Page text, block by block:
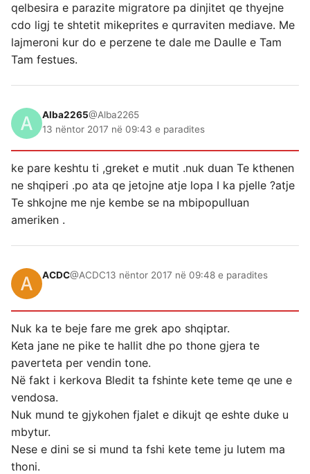
qelbesira e parazite migratore pa dinjitet qe thyejne
cdo ligj te shtetit mikeprites e qurraviten mediave. Me
lajmeroni kur do e perzene te dale me Daulle e Tam
Tam festues.
Alba2265@Alba2265
13 nëntor 2017 në 09:43 e paradites
ke pare keshtu ti ,greket e mutit .nuk duan Te kthenen
ne shqiperi .po ata qe jetojne atje lopa I ka pjelle ?atje
Te shkojne me nje kembe se na mbipopulluan
ameriken .
ACDC@ACDC13 nëntor 2017 në 09:48 e paradites
Nuk ka te beje fare me grek apo shqiptar.
Keta jane ne pike te hallit dhe po thone gjera te
paverteta per vendin tone.
Në fakt i kerkova Bledit ta fshinte kete teme qe une e
vendosa.
Nuk mund te gjykohen fjalet e dikujt qe eshte duke u
mbytur.
Nese e dini se si mund ta fshi kete teme ju lutem ma
thoni.